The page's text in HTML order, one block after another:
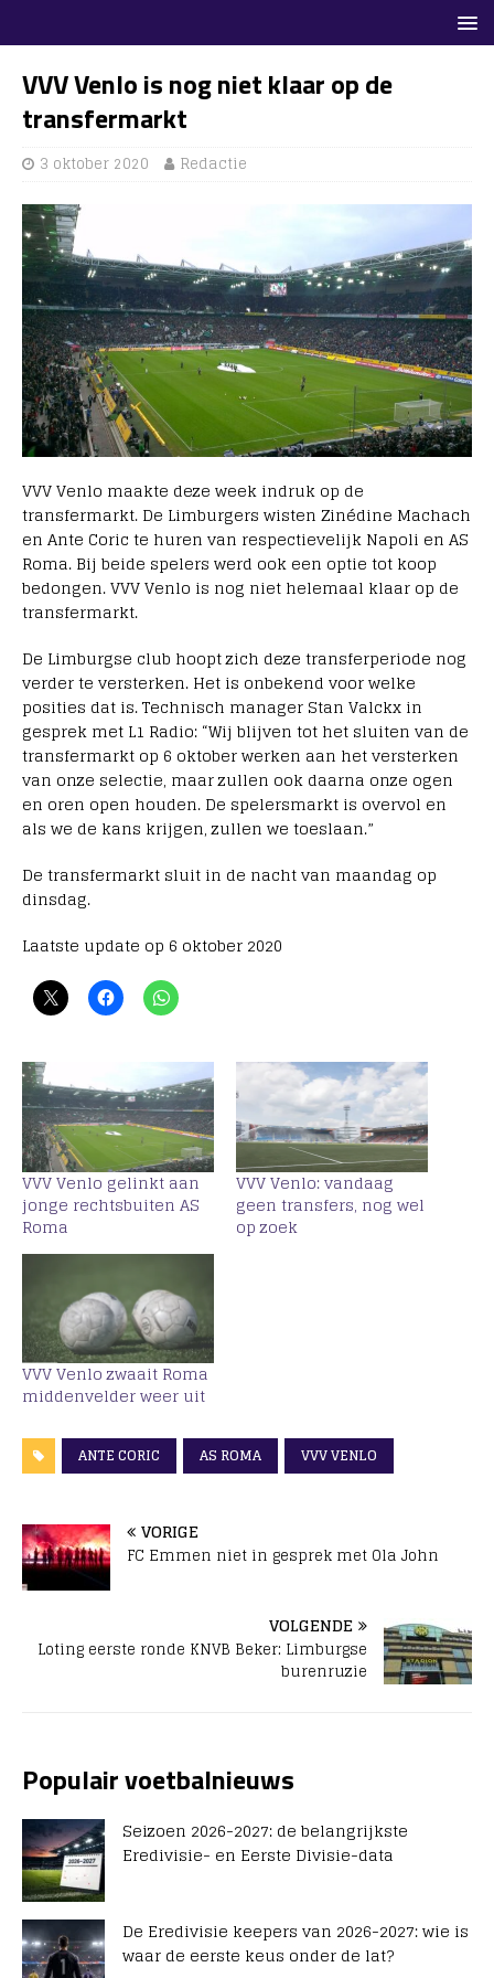
VVV Venlo is nog niet klaar op de
transfermarkt
3 oktober 2020 Redactie
VVV Venlo maakte deze week indruk op de
transfermarkt. De Limburgers wisten Zinédine Machach
en Ante Coric te huren van respectievelijk Napoli en AS
Roma. Bij beide spelers werd ook een optie tot koop
bedongen. VVV Venlo is nog niet helemaal klaar op de
transfermarkt.
De Limburgse club hoopt zich deze transferperiode nog
verder te versterken. Het is onbekend voor welke
posities dat is. Technisch manager Stan Valckx in
gesprek met L1 Radio: “Wij blijven tot het sluiten van de
transfermarkt op 6 oktober werken aan het versterken
van onze selectie, maar zullen ook daarna onze ogen
en oren open houden. De spelersmarkt is overvol en
als we de kans krijgen, zullen we toeslaan.”
De transfermarkt sluit in de nacht van maandag op
dinsdag.
Laatste update op 6 oktober 2020
VVV Venlo gelinkt aan
jonge rechtsbuiten AS
Roma
VVV Venlo: vandaag
geen transfers, nog wel
op zoek
VVV Venlo zwaait Roma
middenvelder weer uit
ANTE CORIC AS ROMA VVV VENLO
VORIGE
FC Emmen niet in gesprek met Ola John
VOLGENDE
Loting eerste ronde KNVB Beker: Limburgse
burenruzie
Populair voetbalnieuws
Seizoen 2026-2027: de belangrijkste
Eredivisie- en Eerste Divisie-data
De Eredivisie keepers van 2026-2027: wie is
waar de eerste keus onder de lat?